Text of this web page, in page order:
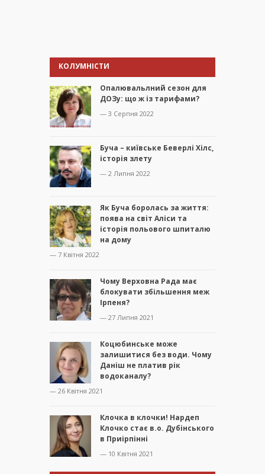
КОЛУМНІСТИ
Опалювальлний сезон для
ДОЗу: що ж із тарифами?
— 3 Серпня 2022
Буча – київське Беверлі Хілс,
історія злету
— 2 Липня 2022
Як Буча боролась за життя:
поява на світ Аліси та
історія польового шпиталю
на дому
— 7 Квітня 2022
Чому Верховна Рада має
блокувати збільшення меж
Ірпеня?
— 27 Липня 2021
Коцюбинське може
залишитися без води. Чому
Даніш не платив рік
водоканалу?
— 26 Квітня 2021
Клочка в клочки! Нардеп
Клочко стає в.о. Дубінського
в Приірпінні
— 10 Квітня 2021